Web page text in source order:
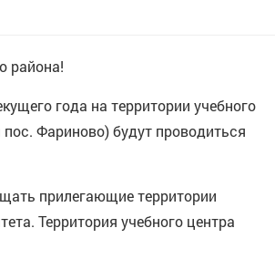
района!
года на территории учебного
Фариново) будут проводиться
прилегающие территории
Территория учебного центра